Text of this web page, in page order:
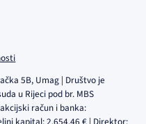
5B, Umag | Društvo je
u Rijeci pod br. MBS
račun i banka: